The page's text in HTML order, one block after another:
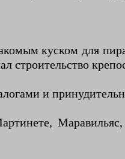
куском для
строительство
и